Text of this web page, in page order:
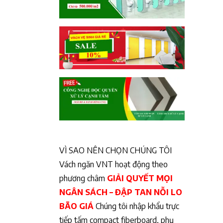
VÌ SAO NÊN CHỌN CHÚNG TÔI
Vách ngăn VNT hoạt động theo
phương châm GIẢI QUYẾT MỌI
NGÂN SÁCH – ĐẬP TAN NỖI LO
BÃO GIÁ Chúng tôi nhập khẩu trực
tiếp tấm compact fiberboard, phụ